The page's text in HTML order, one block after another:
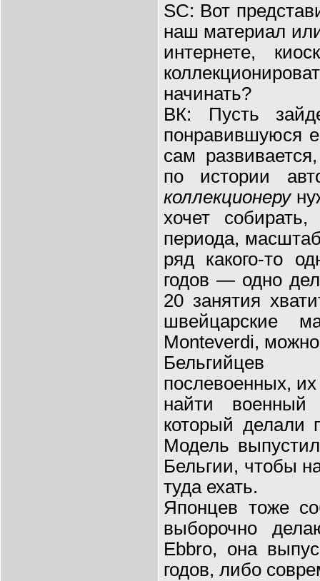
SC: Вот
наш материал
интернете,
начинать?
ВК: Пусть
понравившуюся
сам
по истории
коллекционеру
хочет
периода,
ряд какого-то
годов — одно
20 занятия
швейцарские
Monteverdi,
послевоенных,
найти военный
который делали
Модель
Бельгии, чтобы
туда ехать.
Японцев тоже
выборочно
Ebbro, она
годов, либо